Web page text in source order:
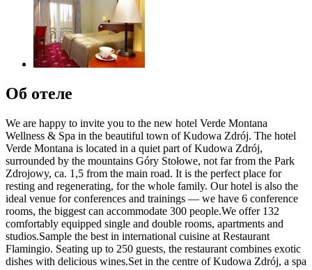
Об отеле
We are happy to invite you to the new hotel Verde Montana
Wellness & Spa in the beautiful town of Kudowa Zdrój. The hotel
Verde Montana is located in a quiet part of Kudowa Zdrój,
surrounded by the mountains Góry Stołowe, not far from the Park
Zdrojowy, ca. 1,5 from the main road. It is the perfect place for
resting and regenerating, for the whole family. Our hotel is also the
ideal venue for conferences and trainings — we have 6 conference
rooms, the biggest can accommodate 300 people.We offer 132
comfortably equipped single and double rooms, apartments and
studios.Sample the best in international cuisine at Restaurant
Flamingio. Seating up to 250 guests, the restaurant combines exotic
dishes with delicious wines.Set in the centre of Kudowa Zdrój, a spa